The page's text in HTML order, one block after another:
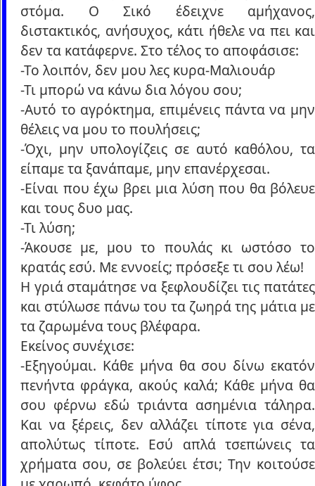
στόμα. Ο Σικό έδειχνε αμήχανος,
διστακτικός, ανήσυχος, κάτι ήθελε να πει και
δεν τα κατάφερνε. Στο τέλος το αποφάσισε:
-Το λοιπόν, δεν μου λες κυρα-Μαλιουάρ
-Τι μπορώ να κάνω δια λόγου σου;
-Αυτό το αγρόκτημα, επιμένεις πάντα να μην
θέλεις να μου το πουλήσεις;
-Όχι, μην υπολογίζεις σε αυτό καθόλου, τα
είπαμε τα ξανάπαμε, μην επανέρχεσαι.
-Είναι που έχω βρει μια λύση που θα βόλευε
και τους δυο μας.
-Τι λύση;
-Άκουσε με, μου το πουλάς κι ωστόσο το
κρατάς εσύ. Με εννοείς; πρόσεξε τι σου λέω!
Η γριά σταμάτησε να ξεφλουδίζει τις πατάτες
και στύλωσε πάνω του τα ζωηρά της μάτια με
τα ζαρωμένα τους βλέφαρα.
Εκείνος συνέχισε:
-Εξηγούμαι. Κάθε μήνα θα σου δίνω εκατόν
πενήντα φράγκα, ακούς καλά; Κάθε μήνα θα
σου φέρνω εδώ τριάντα ασημένια τάληρα.
Και να ξέρεις, δεν αλλάζει τίποτε για σένα,
απολύτως τίποτε. Εσύ απλά τσεπώνεις τα
χρήματα σου, σε βολεύει έτσι; Την κοιτούσε